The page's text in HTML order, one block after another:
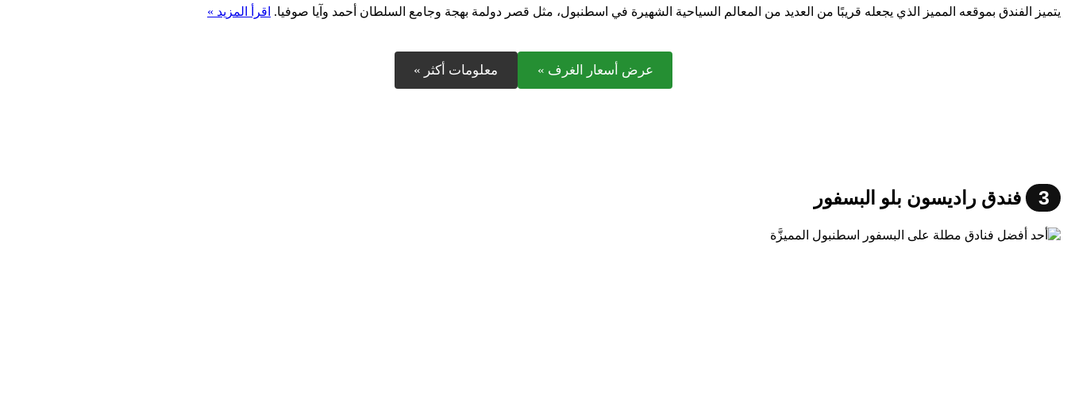
يتميز الفندق بموقعه المميز الذي يجعله قريبًا من العديد من المعالم السياحية الشهيرة في اسطنبول، مثل قصر دولمة بهجة وجامع السلطان أحمد وآيا صوفيا. اقرأ المزيد »
عرض أسعار الغرف » معلومات أكثر »
3 فندق راديسون بلو البسفور